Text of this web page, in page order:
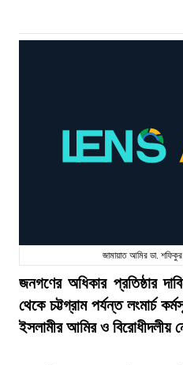
জামায়াত আমির ডা.
জনগণের অধিকার প্রতিষ্ঠার
থেকে চট্টগ্রাম পর্যন্ত লংমার্চ
ইসলামীর আমির ও বিরোধীদলীয়